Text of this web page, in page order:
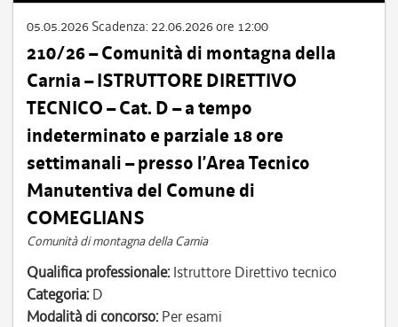
05.05.2026 Scadenza: 22.06.2026 ore 12:00
210/26 – Comunità di montagna della
Carnia – ISTRUTTORE DIRETTIVO
TECNICO – Cat. D – a tempo
indeterminato e parziale 18 ore
settimanali – presso l’Area Tecnico
Manutentiva del Comune di
COMEGLIANS
Comunità di montagna della Carnia
Qualifica professionale: Istruttore Direttivo tecnico
Categoria: D
Modalità di concorso: Per esami